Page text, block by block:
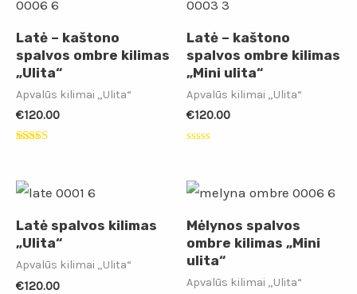
Latė – kaštono
spalvos ombre kilimas
„Ulita“
Apvalūs kilimai „Ulita“
€120.00
Latė – kaštono
spalvos ombre kilimas
„Mini ulita“
Apvalūs kilimai „Ulita“
€120.00
5
Latė spalvos kilimas
„Ulita“
Apvalūs kilimai „Ulita“
€120.00
Mėlynos spalvos
ombre kilimas „Mini
ulita“
Apvalūs kilimai „Ulita“